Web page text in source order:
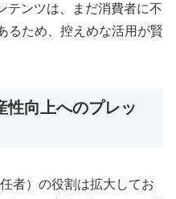
テンツは、まだ消費者に不
るため 、控えめな活用が賢
性向上へのプレッ
者）の役割は拡大してお